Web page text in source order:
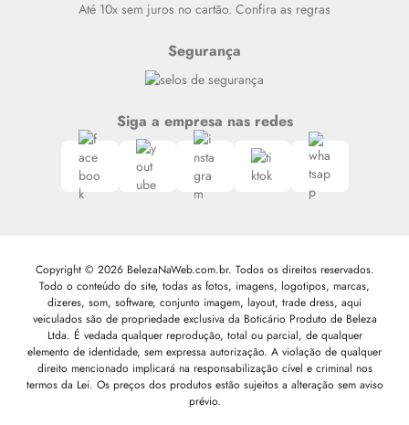
Até 10x sem juros no cartão. Confira as regras
Segurança
Siga a empresa nas redes
Copyright © 2026 BelezaNaWeb.com.br. Todos os direitos reservados.
Todo o conteúdo do site, todas as fotos, imagens, logotipos, marcas,
dizeres, som, software, conjunto imagem, layout, trade dress, aqui
veiculados são de propriedade exclusiva da Boticário Produto de Beleza
Ltda. É vedada qualquer reprodução, total ou parcial, de qualquer
elemento de identidade, sem expressa autorização. A violação de qualquer
direito mencionado implicará na responsabilização cível e criminal nos
termos da Lei. Os preços dos produtos estão sujeitos a alteração sem aviso
prévio.